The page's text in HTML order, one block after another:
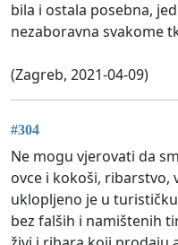
bila i ostala posebna,
nezaboravna svakome
(Zagreb, 2021-04-09)
#304
Ne mogu vjerovati da
ovce i kokoši,
uklopljeno je u
bez falših i namištenih